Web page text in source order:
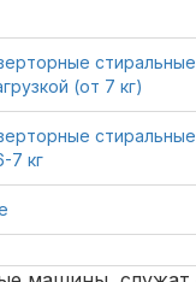
(от 7 кг)
7 кг